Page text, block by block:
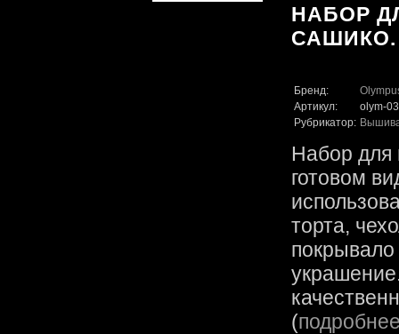
НАБОР
САШИКО.
Бренд:
Артикул:
olym-03
Рубрикатор:
Набор
готовом
торта,
(